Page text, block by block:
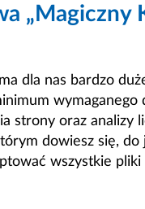
„Magiczny
dla nas bardzo
wymaganego
strony oraz analizy
dowiesz się,
wszystkie pliki